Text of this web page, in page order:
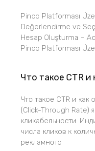
Pinco Platforması
Değerlendirme ve
Hesap Oluşturma –
Pinco Platforması
Что такое CTR и
Что такое CTR и как
(Click-Through Rate)
кликабельности.
числа кликов к
рекламного